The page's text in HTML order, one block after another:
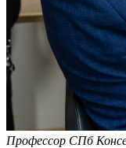
Профессор СПб